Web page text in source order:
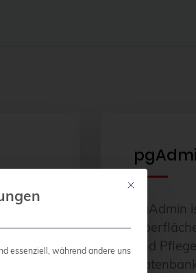
stellt
pgAdmin
und
Mit diesem
essenziell, während andere uns